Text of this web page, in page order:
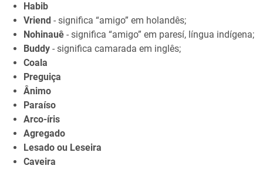
Habib
Vriend - significa “amigo” em holandês;
Nohinauê - significa “amigo” em paresí, língua indígena;
Buddy - significa camarada em inglês;
Coala
Preguiça
Ânimo
Paraíso
Arco-íris
Agregado
Lesado ou Leseira
Caveira